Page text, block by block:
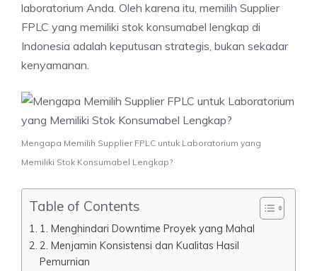
laboratorium Anda. Oleh karena itu, memilih Supplier
FPLC yang memiliki stok konsumabel lengkap di
Indonesia adalah keputusan strategis, bukan sekadar
kenyamanan.
Mengapa Memilih Supplier FPLC untuk Laboratorium yang
Memiliki Stok Konsumabel Lengkap?
Table of Contents
1. Menghindari Downtime Proyek yang Mahal
2. Menjamin Konsistensi dan Kualitas Hasil
Pemurnian